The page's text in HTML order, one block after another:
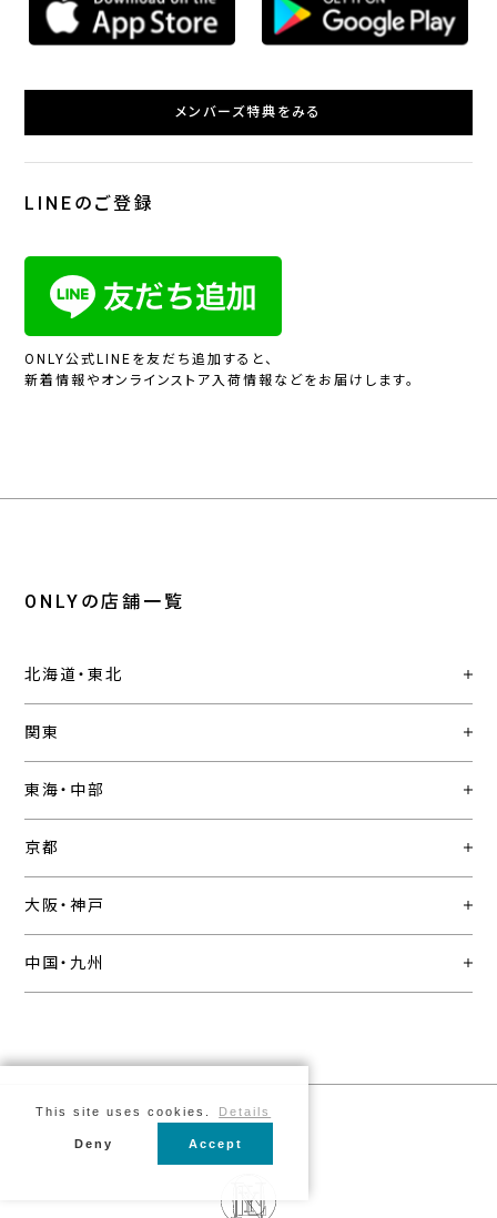
メンバーズ特典をみる
LINEのご登録
ONLY公式LINEを友だち追加すると、
新着情報やオンラインストア入荷情報などをお届けします。
ONLYの店舗一覧
北海道・東北
関東
東海・中部
京都
大阪・神戸
中国・九州
This site uses cookies. Details
Deny Accept